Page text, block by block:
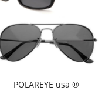
POLAREYE usa ®